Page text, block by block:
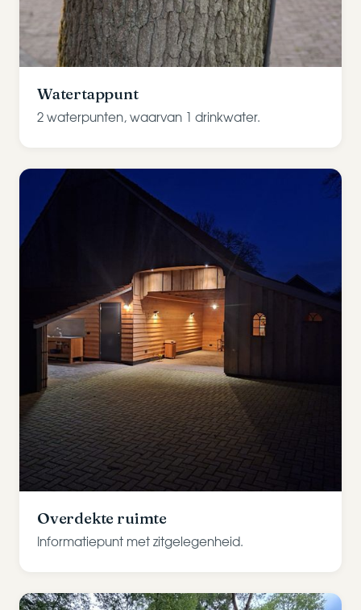
Watertappunt
2 waterpunten, waarvan 1 drinkwater.
Overdekte ruimte
Informatiepunt met zitgelegenheid.